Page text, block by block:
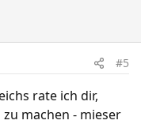
#5
rate ich dir,
machen - mieser